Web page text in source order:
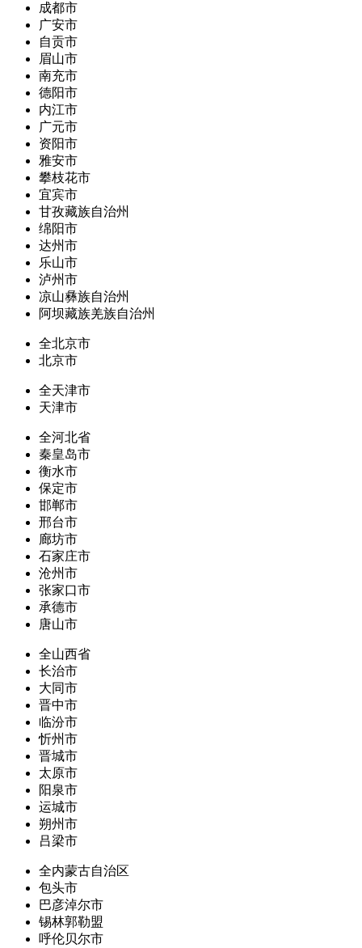
成都市
广安市
自贡市
眉山市
南充市
德阳市
内江市
广元市
资阳市
雅安市
攀枝花市
宜宾市
甘孜藏族自治州
绵阳市
达州市
乐山市
泸州市
凉山彝族自治州
阿坝藏族羌族自治州
全北京市
北京市
全天津市
天津市
全河北省
秦皇岛市
衡水市
保定市
邯郸市
邢台市
廊坊市
石家庄市
沧州市
张家口市
承德市
唐山市
全山西省
长治市
大同市
晋中市
临汾市
忻州市
晋城市
太原市
阳泉市
运城市
朔州市
吕梁市
全内蒙古自治区
包头市
巴彦淖尔市
锡林郭勒盟
呼伦贝尔市